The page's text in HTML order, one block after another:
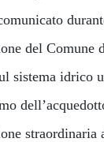
del Comune
sistema
straordinaria